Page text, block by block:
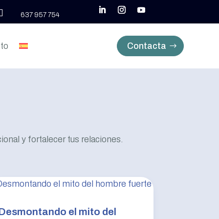
637 957 754
Contacta
y fortalecer tus relaciones.
el mito del